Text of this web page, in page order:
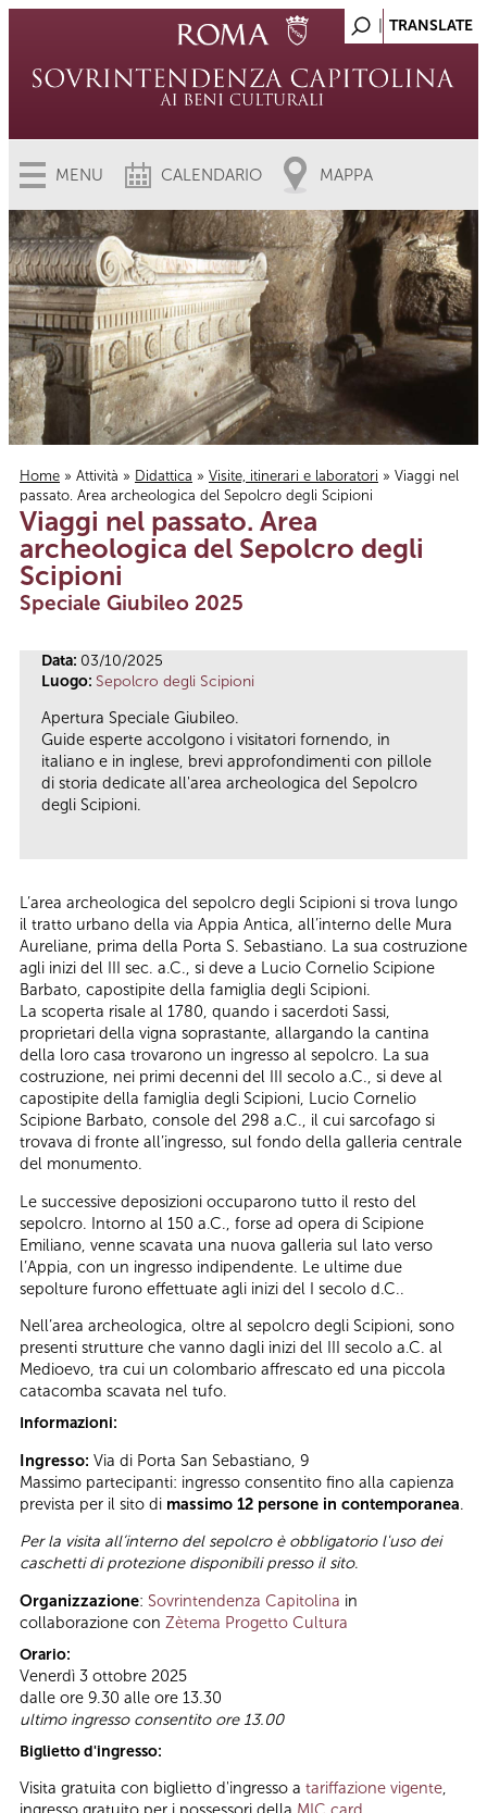
MENU CALENDARIO MAPPA
Tu sei qui
Home » Attività » Didattica » Visite, itinerari e laboratori » Viaggi nel
passato. Area archeologica del Sepolcro degli Scipioni
Viaggi nel passato. Area
archeologica del Sepolcro degli
Scipioni
Speciale Giubileo 2025
Data: 03/10/2025
Luogo: Sepolcro degli Scipioni
Apertura Speciale Giubileo.
Guide esperte accolgono i visitatori fornendo, in
italiano e in inglese, brevi approfondimenti con pillole
di storia dedicate all'area archeologica del Sepolcro
degli Scipioni.
L’area archeologica del sepolcro degli Scipioni si trova lungo
il tratto urbano della via Appia Antica, all’interno delle Mura
Aureliane, prima della Porta S. Sebastiano. La sua costruzione
agli inizi del III sec. a.C., si deve a Lucio Cornelio Scipione
Barbato, capostipite della famiglia degli Scipioni.
La scoperta risale al 1780, quando i sacerdoti Sassi,
proprietari della vigna soprastante, allargando la cantina
della loro casa trovarono un ingresso al sepolcro. La sua
costruzione, nei primi decenni del III secolo a.C., si deve al
capostipite della famiglia degli Scipioni, Lucio Cornelio
Scipione Barbato, console del 298 a.C., il cui sarcofago si
trovava di fronte all’ingresso, sul fondo della galleria centrale
del monumento.
Le successive deposizioni occuparono tutto il resto del
sepolcro. Intorno al 150 a.C., forse ad opera di Scipione
Emiliano, venne scavata una nuova galleria sul lato verso
l’Appia, con un ingresso indipendente. Le ultime due
sepolture furono effettuate agli inizi del I secolo d.C..
Nell’area archeologica, oltre al sepolcro degli Scipioni, sono
presenti strutture che vanno dagli inizi del III secolo a.C. al
Medioevo, tra cui un colombario affrescato ed una piccola
catacomba scavata nel tufo.
Informazioni:
Ingresso: Via di Porta San Sebastiano, 9
Massimo partecipanti: ingresso consentito fino alla capienza
prevista per il sito di massimo 12 persone in contemporanea.
Per la visita all’interno del sepolcro è obbligatorio l'uso dei
caschetti di protezione disponibili presso il sito.
Organizzazione: Sovrintendenza Capitolina in
collaborazione con Zètema Progetto Cultura
Orario:
Venerdì 3 ottobre 2025
dalle ore 9.30 alle ore 13.30
ultimo ingresso consentito ore 13.00
Biglietto d'ingresso:
Visita gratuita con biglietto d'ingresso a tariffazione vigente,